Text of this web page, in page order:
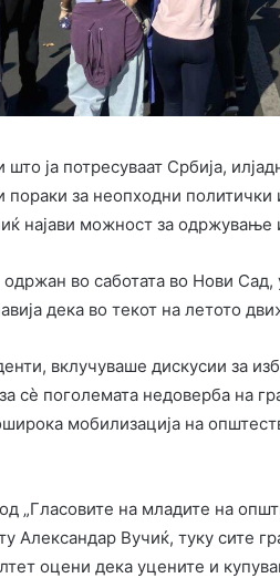
ја потресуваат Србија,
пораки за неопходни
најави можност за одржување
во саботата во Нови
дека во текот на летото
вклучуваше дискусии за
сè поголемата недоверба на
мобилизација на
„Гласовите на младите на
Александар Вучиќ, туку сите
оцени дека уцените и